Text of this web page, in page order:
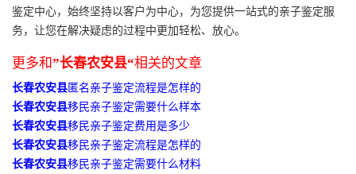
鉴定中心，始终坚持以客户为中心，为您提供一站式的亲子鉴定服
务，让您在解决疑虑的过程中更加轻松、放心。
更多和”长春农安县“相关的文章
长春农安县匿名亲子鉴定流程是怎样的
长春农安县移民亲子鉴定需要什么样本
长春农安县移民亲子鉴定费用是多少
长春农安县移民亲子鉴定流程是怎样的
长春农安县移民亲子鉴定需要什么材料